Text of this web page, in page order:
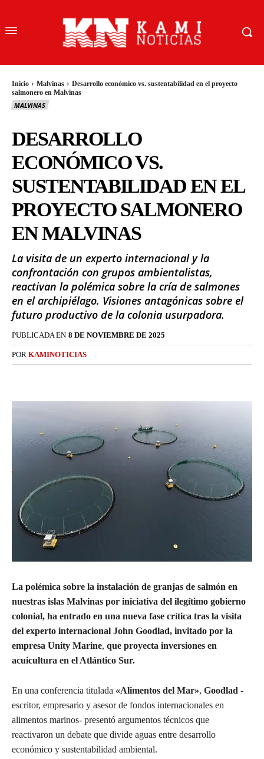
Inicio Malvinas
Desarrollo económico vs. sustentabilidad en el proyecto
salmonero en Malvinas
MALVINAS
DESARROLLO
ECONÓMICO VS.
SUSTENTABILIDAD EN EL
PROYECTO SALMONERO
EN MALVINAS
La visita de un experto internacional y la
confrontación con grupos ambientalistas,
reactivan la polémica sobre la cría de salmones
en el archipiélago. Visiones antagónicas sobre el
futuro productivo de la colonia usurpadora.
PUBLICADA EN 8 DE NOVIEMBRE DE 2025
POR KAMINOTICIAS
La polémica sobre la instalación de granjas de salmón en
nuestras islas Malvinas por iniciativa del ilegítimo gobierno
colonial, ha entrado en una nueva fase crítica tras la visita
del experto internacional John Goodlad, invitado por la
empresa Unity Marine, que proyecta inversiones en
acuicultura en el Atlántico Sur.
En una conferencia titulada «Alimentos del Mar», Goodlad -
escritor, empresario y asesor de fondos internacionales en
alimentos marinos- presentó argumentos técnicos que
reactivaron un debate que divide aguas entre desarrollo
económico y sustentabilidad ambiental.